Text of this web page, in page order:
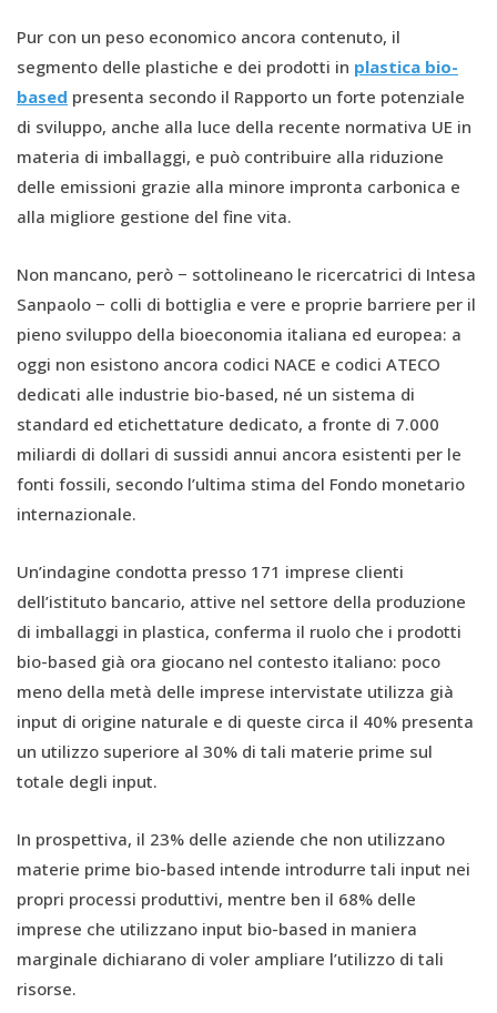
Pur con un peso economico ancora contenuto, il
segmento delle plastiche e dei prodotti in plastica bio-
based presenta secondo il Rapporto un forte potenziale
di sviluppo, anche alla luce della recente normativa UE in
materia di imballaggi, e può contribuire alla riduzione
delle emissioni grazie alla minore impronta carbonica e
alla migliore gestione del fine vita.
Non mancano, però − sottolineano le ricercatrici di Intesa
Sanpaolo − colli di bottiglia e vere e proprie barriere per il
pieno sviluppo della bioeconomia italiana ed europea: a
oggi non esistono ancora codici NACE e codici ATECO
dedicati alle industrie bio-based, né un sistema di
standard ed etichettature dedicato, a fronte di 7.000
miliardi di dollari di sussidi annui ancora esistenti per le
fonti fossili, secondo l’ultima stima del Fondo monetario
internazionale.
Un’indagine condotta presso 171 imprese clienti
dell’istituto bancario, attive nel settore della produzione
di imballaggi in plastica, conferma il ruolo che i prodotti
bio-based già ora giocano nel contesto italiano: poco
meno della metà delle imprese intervistate utilizza già
input di origine naturale e di queste circa il 40% presenta
un utilizzo superiore al 30% di tali materie prime sul
totale degli input.
In prospettiva, il 23% delle aziende che non utilizzano
materie prime bio-based intende introdurre tali input nei
propri processi produttivi, mentre ben il 68% delle
imprese che utilizzano input bio-based in maniera
marginale dichiarano di voler ampliare l’utilizzo di tali
risorse.